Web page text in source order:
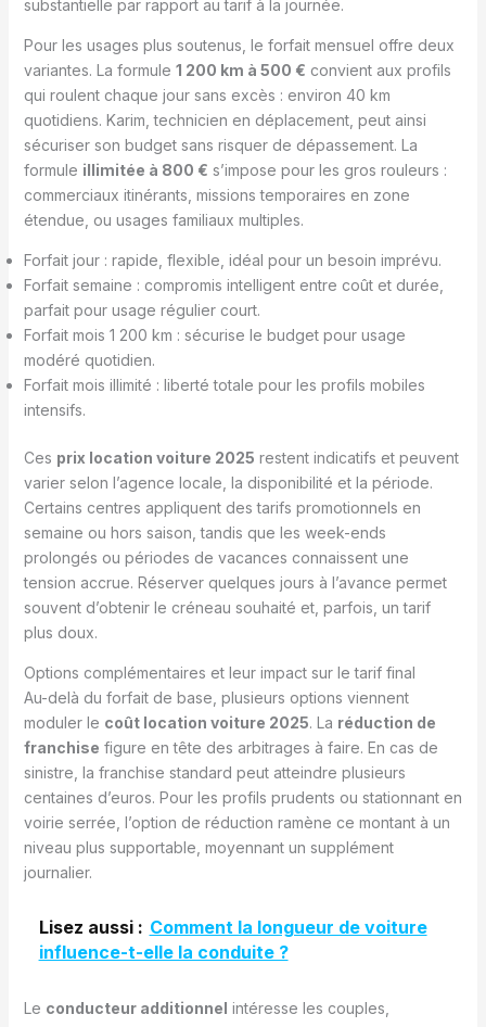
substantielle par rapport au tarif à la journée.
Pour les usages plus soutenus, le forfait mensuel offre deux
variantes. La formule 1 200 km à 500 € convient aux profils
qui roulent chaque jour sans excès : environ 40 km
quotidiens. Karim, technicien en déplacement, peut ainsi
sécuriser son budget sans risquer de dépassement. La
formule illimitée à 800 € s’impose pour les gros rouleurs :
commerciaux itinérants, missions temporaires en zone
étendue, ou usages familiaux multiples.
Forfait jour : rapide, flexible, idéal pour un besoin imprévu.
Forfait semaine : compromis intelligent entre coût et durée,
parfait pour usage régulier court.
Forfait mois 1 200 km : sécurise le budget pour usage
modéré quotidien.
Forfait mois illimité : liberté totale pour les profils mobiles
intensifs.
Ces prix location voiture 2025 restent indicatifs et peuvent
varier selon l’agence locale, la disponibilité et la période.
Certains centres appliquent des tarifs promotionnels en
semaine ou hors saison, tandis que les week-ends
prolongés ou périodes de vacances connaissent une
tension accrue. Réserver quelques jours à l’avance permet
souvent d’obtenir le créneau souhaité et, parfois, un tarif
plus doux.
Options complémentaires et leur impact sur le tarif final
Au-delà du forfait de base, plusieurs options viennent
moduler le coût location voiture 2025. La réduction de
franchise figure en tête des arbitrages à faire. En cas de
sinistre, la franchise standard peut atteindre plusieurs
centaines d’euros. Pour les profils prudents ou stationnant en
voirie serrée, l’option de réduction ramène ce montant à un
niveau plus supportable, moyennant un supplément
journalier.
Lisez aussi : Comment la longueur de voiture
influence-t-elle la conduite ?
Le conducteur additionnel intéresse les couples,